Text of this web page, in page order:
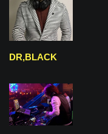
DR,BLACK